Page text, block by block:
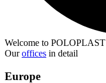
Welcome to POLOPLAST
Ouroffices in detail
Europe